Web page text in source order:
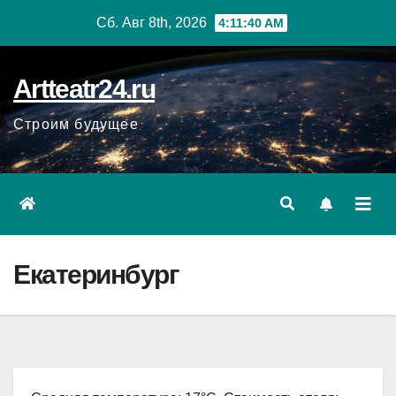
Сб. Авг 8th, 2026 4:11:42 AM
Artteatr24.ru
Строим будущее
Екатеринбург